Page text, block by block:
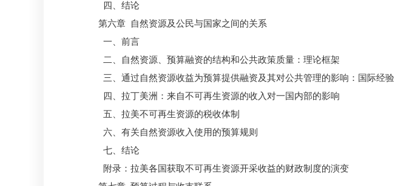
四、结论
第六章 自然资源及公民与国家之间的关系
一、前言
二、自然资源、预算融资的结构和公共政策质量：理论框架
三、通过自然资源收益为预算提供融资及其对公共管理的影响：国际经验
四、拉丁美洲：来自不可再生资源的收入对一国内部的影响
五、拉美不可再生资源的税收体制
六、有关自然资源收入使用的预算规则
七、结论
附录：拉美各国获取不可再生资源开采收益的财政制度的演变